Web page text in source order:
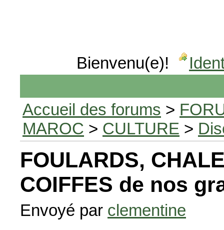
Bienvenu(e)!
Accueil des forums >
MAROC > CULTURE >
FOULARDS,
COIFFES de nos
Envoyé par clementine